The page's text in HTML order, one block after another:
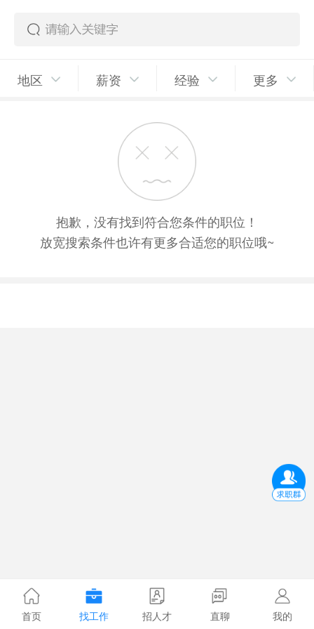
地区 薪资 经验 更多
抱歉，没有找到符合您条件的职位！
放宽搜索条件也许有更多合适您的职位哦~
首页 找工作 招人才 直聊 我的